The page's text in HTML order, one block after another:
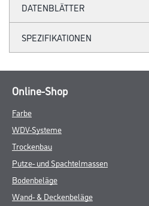
DATENBLÄTTER
SPEZIFIKATIONEN
Online-Shop
Farbe
WDV-Systeme
Trockenbau
Putze- und Spachtelmassen
Bodenbeläge
Wand- & Deckenbeläge